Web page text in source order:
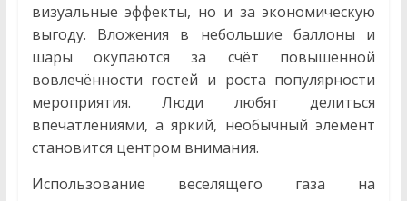
визуальные эффекты, но и за экономическую
выгоду. Вложения в небольшие баллоны и
шары окупаются за счёт повышенной
вовлечённости гостей и роста популярности
мероприятия. Люди любят делиться
впечатлениями, а яркий, необычный элемент
становится центром внимания.
Использование веселящего газа на